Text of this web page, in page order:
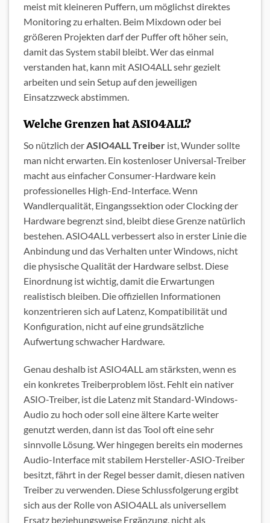
Keine News mehr verpassen!
Wenn Du immer auf dem Laufenden
bleiben willst und stets über unsere
neuesten Beiträge informiert werden
willst, dann abonieren einfach unseren
×
meist mit kleineren Puffern, um möglichst direktes
Monitoring zu erhalten. Beim Mixdown oder bei
größeren Projekten darf der Puffer oft höher sein,
damit das System stabil bleibt. Wer das einmal
verstanden hat, kann mit ASIO4ALL sehr gezielt
arbeiten und sein Setup auf den jeweiligen
Einsatzzweck abstimmen.
Welche Grenzen hat ASIO4ALL?
So nützlich derASIO4ALL Treiber ist, Wunder sollte
man nicht erwarten. Ein kostenloser Universal-Treiber
macht aus einfacher Consumer-Hardware kein
professionelles High-End-Interface. Wenn
Wandlerqualität, Eingangssektion oder Clocking der
Hardware begrenzt sind, bleibt diese Grenze natürlich
bestehen. ASIO4ALL verbessert also in erster Linie die
Anbindung und das Verhalten unter Windows, nicht
die physische Qualität der Hardware selbst. Diese
Einordnung ist wichtig, damit die Erwartungen
realistisch bleiben. Die offiziellen Informationen
konzentrieren sich auf Latenz, Kompatibilität und
Konfiguration, nicht auf eine grundsätzliche
Aufwertung schwacher Hardware.
Genau deshalb ist ASIO4ALL am stärksten, wenn es
ein konkretes Treiberproblem löst. Fehlt ein nativer
ASIO-Treiber, ist die Latenz mit Standard-Windows-
Audio zu hoch oder soll eine ältere Karte weiter
genutzt werden, dann ist das Tool oft eine sehr
sinnvolle Lösung. Wer hingegen bereits ein modernes
Audio-Interface mit stabilem Hersteller-ASIO-Treiber
besitzt, fährt in der Regel besser damit, diesen nativen
Treiber zu verwenden. Diese Schlussfolgerung ergibt
sich aus der Rolle von ASIO4ALL als universellem
Ersatz beziehungsweise Ergänzung, nicht als